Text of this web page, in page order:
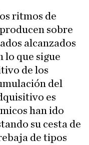
ritmos de
sobre
alcanzados
lo que sigue
de los
del
es
han ido
su cesta de
de tipos